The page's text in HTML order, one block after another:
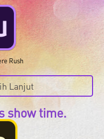
Rush
Lanjut
show time.